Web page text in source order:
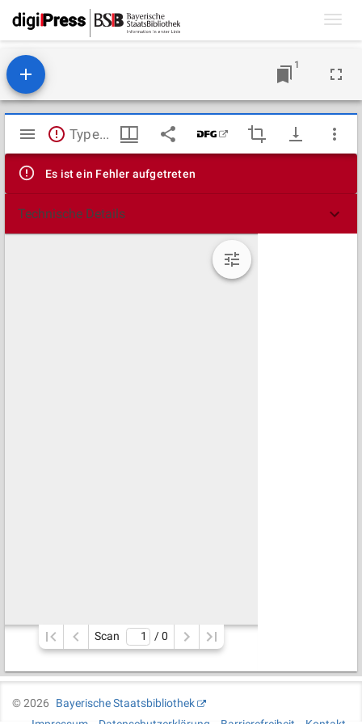
1
Mirador
Viewer
TypeError: Failed to fetch
Es ist ein Fehler aufgetreten
Technische Details
Scan / 0
©2026
Bayerische Staatsbibliothek